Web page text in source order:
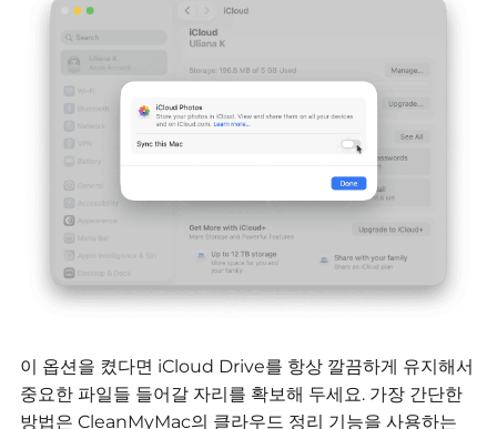
이 옵션을 켰다면 iCloud Drive를 항상 깔끔하게 유지해서
중요한 파일들 들어갈 자리를 확보해 두세요. 가장 간단한
방법은 CleanMyMac의 클라우드 정리 기능을 사용하는